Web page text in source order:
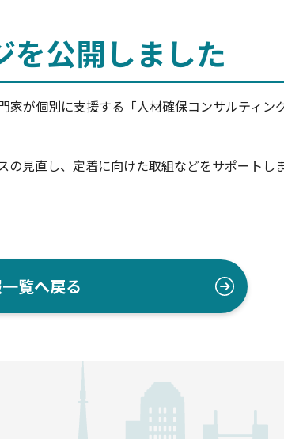
を公開しました
が個別に支援する「人材確保コンサルティン
見直し、定着に向けた取組などをサポートしま
覧へ戻る